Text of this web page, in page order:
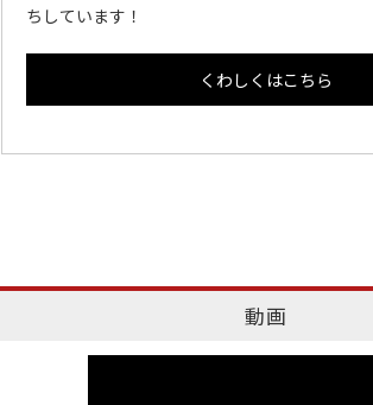
ちしています！
くわしくはこちら
動画